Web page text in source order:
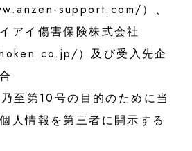
support.com/）、
アイ傷害保険株式会社
）及び受入先企
至第10号の目的のために当
人情報を第三者に開示する